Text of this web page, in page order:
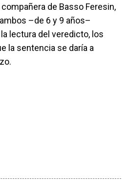
de Basso Feresin,
–de 6 y 9 años–
lectura del veredicto, los
la sentencia se daría a